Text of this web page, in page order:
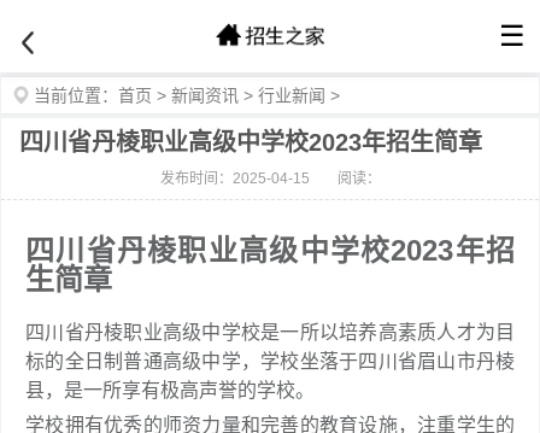
☰
当前位置： 首页 > 新闻资讯 > 行业新闻 >
四川省丹棱职业高级中学校2023年招生简章
发布时间：2025-04-15 阅读：
四川省丹棱职业高级中学校2023年招
生简章
四川省丹棱职业高级中学校是一所以培养高素质人才为目
标的全日制普通高级中学，学校坐落于四川省眉山市丹棱
县，是一所享有极高声誉的学校。
学校拥有优秀的师资力量和完善的教育设施，注重学生的